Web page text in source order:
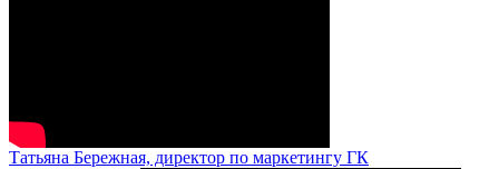
Татьяна Бережная, директор по маркетингу ГК